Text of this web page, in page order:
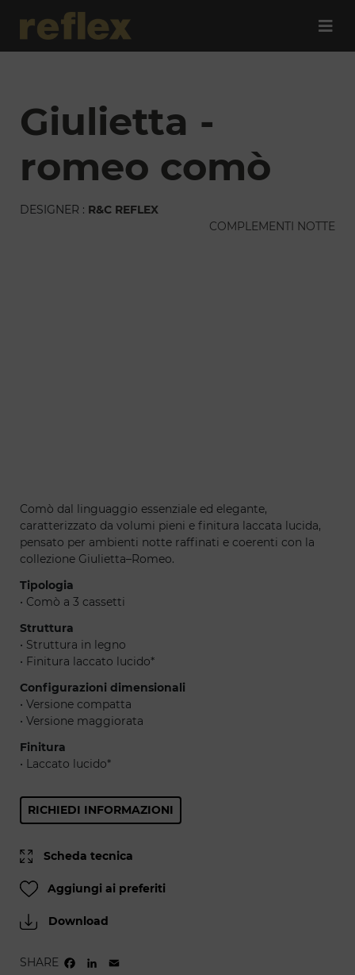
giulietta -
romeo comò
DESIGNER : R&C REFLEX
COMPLEMENTI NOTTE
Comò dal linguaggio essenziale ed elegante,
caratterizzato da volumi pieni e finitura laccata lucida,
pensato per ambienti notte raffinati e coerenti con la
collezione Giulietta–Romeo.
Tipologia
• Comò a 3 cassetti
Struttura
• Struttura in legno
• Finitura laccato lucido*
Configurazioni dimensionali
• Versione compatta
• Versione maggiorata
Finitura
• Laccato lucido*
RICHIEDI INFORMAZIONI
Scheda tecnica
Aggiungi ai preferiti
Download
SHARE FACEBOOK
LINKEDIN